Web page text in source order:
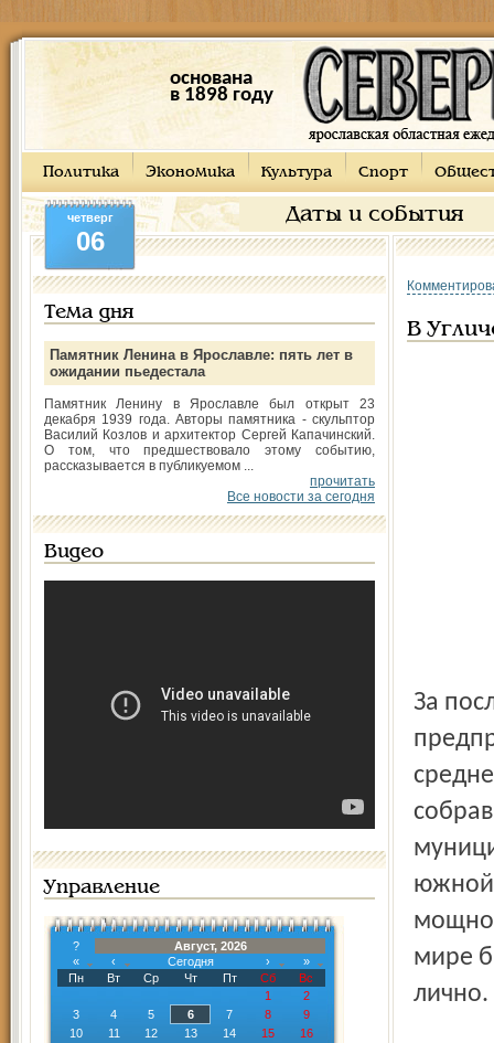
основана
в 1898 году
Политика Экономика Культура Спорт
Даты и события
четверг
06
Тема дня
Памятник Ленина в Ярославле: пять лет в
ожидании пьедестала
Памятник Ленину в Ярославле был открыт 23
декабря 1939 года. Авторы памятника - скульптор
Василий Козлов и архитектор Сергей Капачинский.
О том, что предшествовало этому событию,
рассказывается в публикуемом ...
прочитать
Все новости за сегодня
Видео
Управление
?
Август, 2026
«
‹ Сегодня ›
»
Пн
Вт Ср Чт Пт Сб
Вс
1
2
3
4 5 6 7 8
9
10
11 12 13 14 15
16
В
За
южной
мире
лично.